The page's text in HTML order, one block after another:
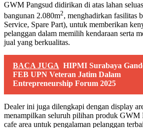
GWM Pangsud didirikan di atas lahan
bangunan 2.080m2, menghadirkan fasilitas
Service, Spare Part), untuk memberikan
pelanggan dalam memilih kendaraan serta
jual yang berkualitas.
BACA JUGA HIPMI Surabaya
FEB UPN Veteran Jatim Dalam
Entrepreneurship Forum 2025
Dealer ini juga dilengkapi dengan display
menampilkan seluruh pilihan produk GWM
cafe area untuk pengalaman pelanggan